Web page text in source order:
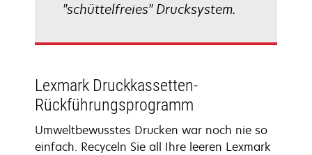
"schüttelfreies" Drucksystem.
Lexmark Druckkassetten-
Rückführungsprogramm
Umweltbewusstes Drucken war noch nie so
einfach. Recyceln Sie all Ihre leeren Lexmark